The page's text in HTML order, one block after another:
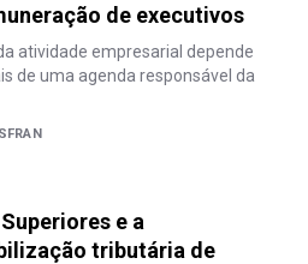
de executivos
atividade empresarial depende
de uma agenda responsável da
e a
tributária de